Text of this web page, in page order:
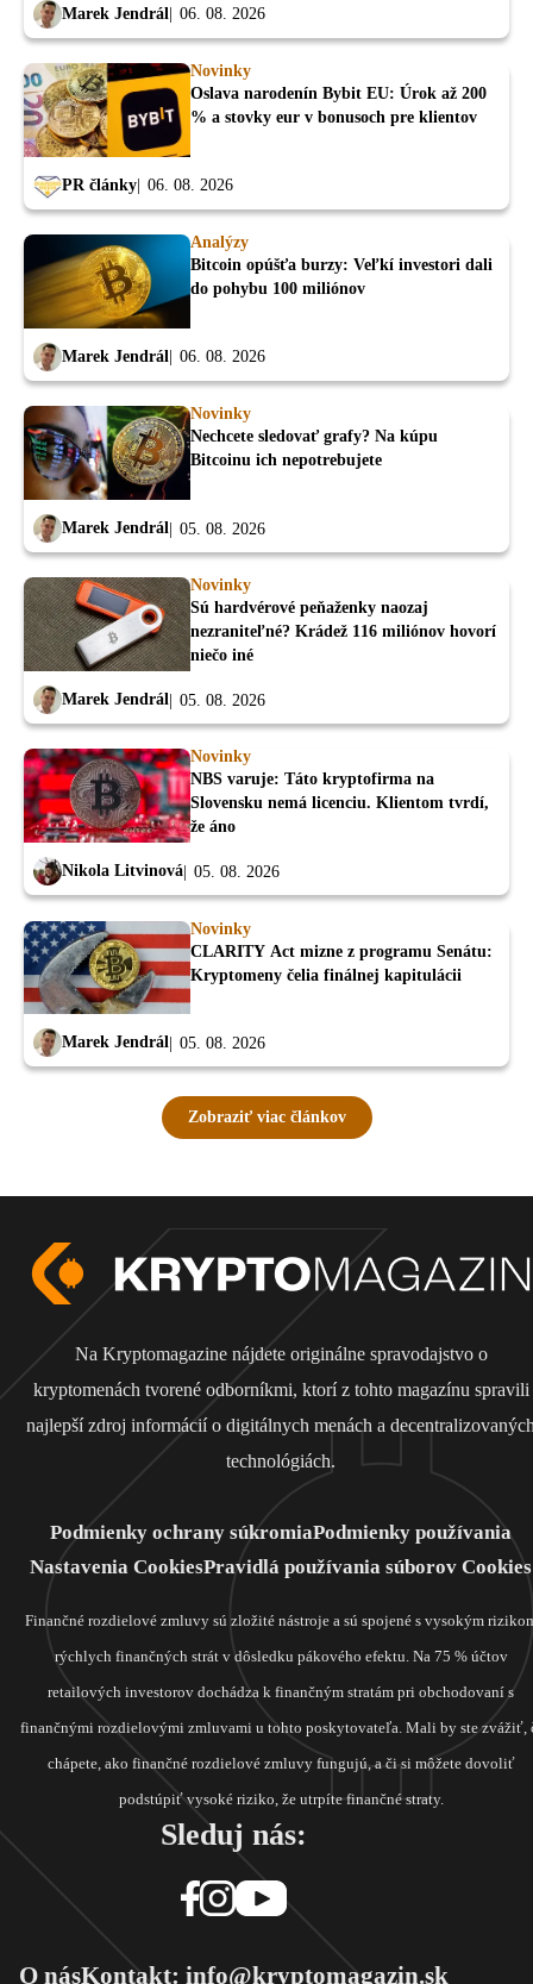
Marek Jendrál 06. 08. 2026
Novinky
Oslava narodenín Bybit EU: Úrok až 200
% a stovky eur v bonusoch pre klientov
PR články 06. 08. 2026
Analýzy
Bitcoin opúšťa burzy: Veľkí investori dali
do pohybu 100 miliónov
Marek Jendrál 06. 08. 2026
Novinky
Nechcete sledovať grafy? Na kúpu
Bitcoinu ich nepotrebujete
Marek Jendrál 05. 08. 2026
Novinky
Sú hardvérové peňaženky naozaj
nezraniteľné? Krádež 116 miliónov hovorí
niečo iné
Marek Jendrál 05. 08. 2026
Novinky
NBS varuje: Táto kryptofirma na
Slovensku nemá licenciu. Klientom tvrdí,
že áno
Nikola Litvinová 05. 08. 2026
Novinky
CLARITY Act mizne z programu Senátu:
Kryptomeny čelia finálnej kapitulácii
Marek Jendrál 05. 08. 2026
Zobraziť viac článkov
Na Kryptomagazine nájdete originálne spravodajstvo o
kryptomenách tvorené odborníkmi, ktorí z tohto magazínu spravili
najlepší zdroj informácií o digitálnych menách a
technológiách.
Podmienky ochrany súkromiaPodmienky používania
Nastavenia CookiesPravidlá používania súborov Cookies
Finančné rozdielové zmluvy sú zložité nástroje a sú spojené s vysokým
rýchlych finančných strát v dôsledku pákového efektu. Na 75 % účtov
retailových investorov dochádza k finančným stratám pri obchodovaní s
finančnými rozdielovými zmluvami u tohto poskytovateľa. Mali by ste zvážiť,
chápete, ako finančné rozdielové zmluvy fungujú, a či si môžete dovoliť
podstúpiť vysoké riziko, že utrpíte finančné straty.
Sleduj nás:
O násKontakt: info@kryptomagazin.sk